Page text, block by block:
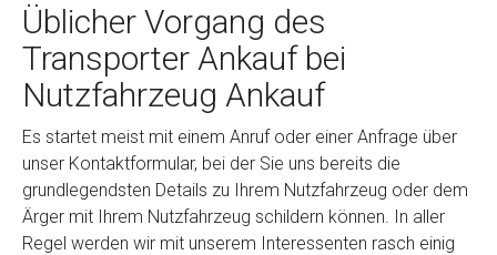
Üblicher Vorgang des
Transporter Ankauf bei
Nutzfahrzeug Ankauf
Es startet meist mit einem Anruf oder einer Anfrage über
unser Kontaktformular, bei der Sie uns bereits die
grundlegendsten Details zu Ihrem Nutzfahrzeug oder dem
Ärger mit Ihrem Nutzfahrzeug schildern können. In aller
Regel werden wir mit unserem Interessenten rasch einig